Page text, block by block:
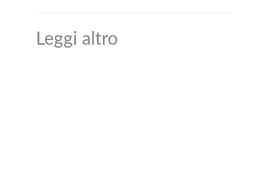
Leggi altro